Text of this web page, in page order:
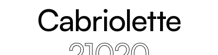
Cabriolette